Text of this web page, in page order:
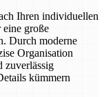
Ihren individuellen
große
Durch moderne
Organisation
zuverlässig
kümmern